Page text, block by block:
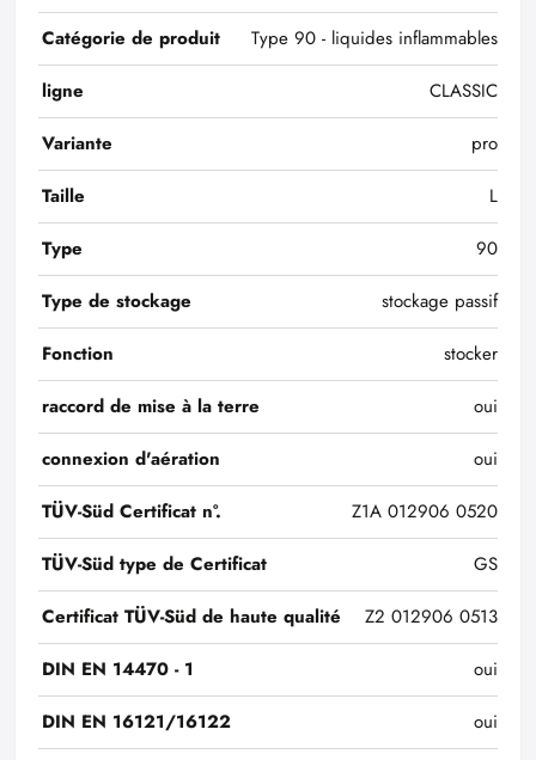
Catégorie de produit
Type 90 - liquides inflammables
ligne
CLASSIC
Variante
pro
Taille
L
Type
90
Type de stockage
stockage passif
Fonction
stocker
raccord de mise à la terre
oui
connexion d'aération
oui
TÜV-Süd Certificat n°.
Z1A 012906 0520
TÜV-Süd type de Certificat
GS
Certificat TÜV-Süd de haute qualité
Z2 012906 0513
DIN EN 14470 - 1
oui
DIN EN 16121/16122
oui